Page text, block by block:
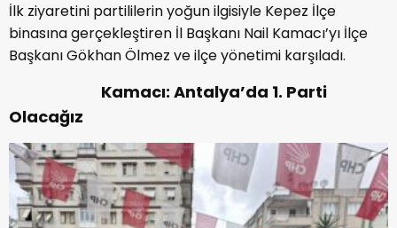
İlk ziyaretini partililerin yoğun ilgisiyle Kepez İlçe
binasına gerçekleştiren İl Başkanı Nail Kamacı’yı İlçe
Başkanı Gökhan Ölmez ve ilçe yönetimi karşıladı.
Kamacı: Antalya’da 1. Parti
Olacağız